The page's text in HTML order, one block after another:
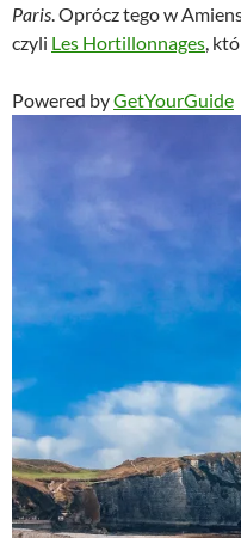
Paris . Oprócz tego w
czyli Les Hortillonnages ,
Powered byGetYourGuide